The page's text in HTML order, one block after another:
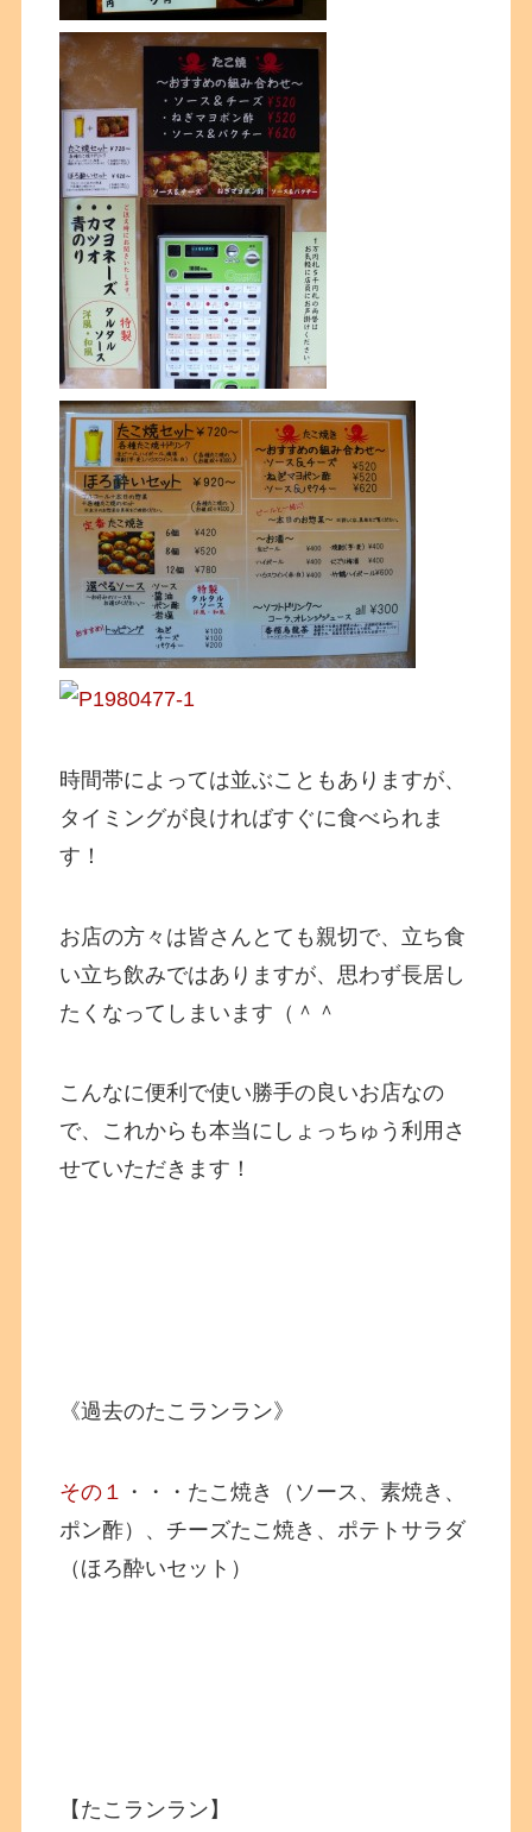
時間帯によっては並ぶこともありますが、
タイミングが良ければすぐに食べられま
す！
お店の方々は皆さんとても親切で、立ち食
い立ち飲みではありますが、思わず長居し
たくなってしまいます（＾＾
こんなに便利で使い勝手の良いお店なの
で、これからも本当にしょっちゅう利用さ
せていただきます！
《過去のたこランラン》
その１ ・・・たこ焼き（ソース、素焼き、
ポン酢）、チーズたこ焼き、ポテトサラダ
（ほろ酔いセット）
【たこランラン】